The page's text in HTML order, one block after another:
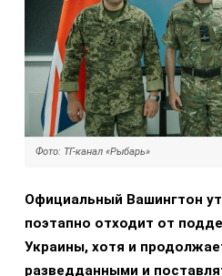
Фото: ТГ-канал «Рыбарь»
Официальный Вашингтон
поэтапно отходит от
Украины, хотя и
разведданными и